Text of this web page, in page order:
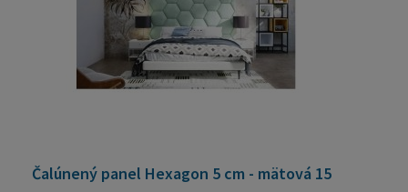
Čalúnený panel Hexagon 5 cm - mätová 15